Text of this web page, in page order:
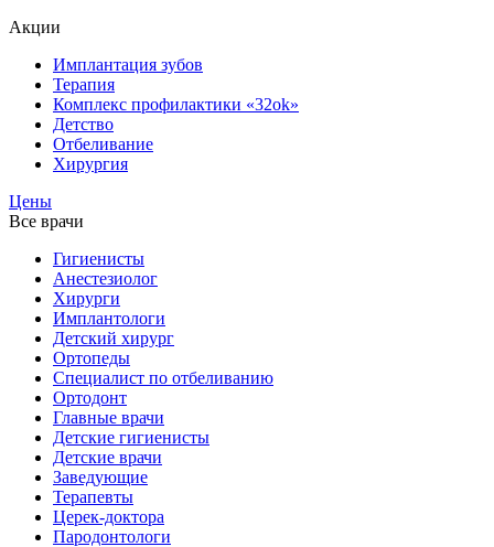
Акции
Имплантация зубов
Терапия
Комплекс профилактики «32ok»
Детство
Отбеливание
Хирургия
Цены
Все врачи
Гигиенисты
Анестезиолог
Хирурги
Имплантологи
Детский хирург
Ортопеды
Специалист по отбеливанию
Ортодонт
Главные врачи
Детские гигиенисты
Детские врачи
Заведующие
Терапевты
Церек-доктора
Пародонтологи